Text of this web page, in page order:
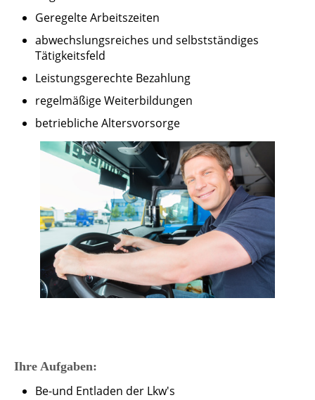
Geregelte Arbeitszeiten
abwechslungsreiches und selbstständiges
Tätigkeitsfeld
Leistungsgerechte Bezahlung
regelmäßige Weiterbildungen
betriebliche Altersvorsorge
Ihre Aufgaben:
Be-und Entladen der Lkw's